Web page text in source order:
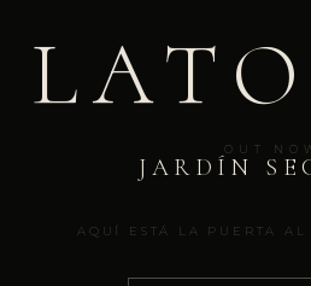
OUT
JARDÍN
AQUÍ ESTÁ LA PUERTA AL